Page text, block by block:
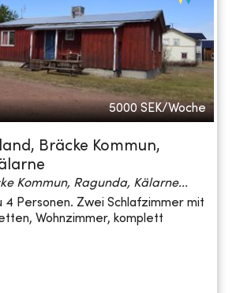
5000 SEK/Woche
Bräcke Kommun,
Kommun, Ragunda, Kälarne...
4 Personen. Zwei Schlafzimmer mit
Wohnzimmer, komplett